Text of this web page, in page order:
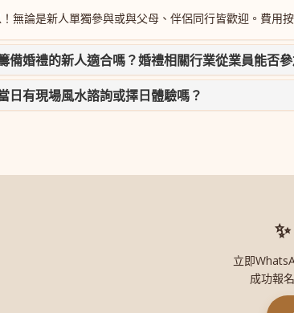
無論是新人單獨參與或與父母、伴侶同行皆歡迎。費用
備婚禮的新人適合嗎？婚禮相關行業從業員能否參
日有現場風水諮詢或擇日體驗嗎？
立即
成功報